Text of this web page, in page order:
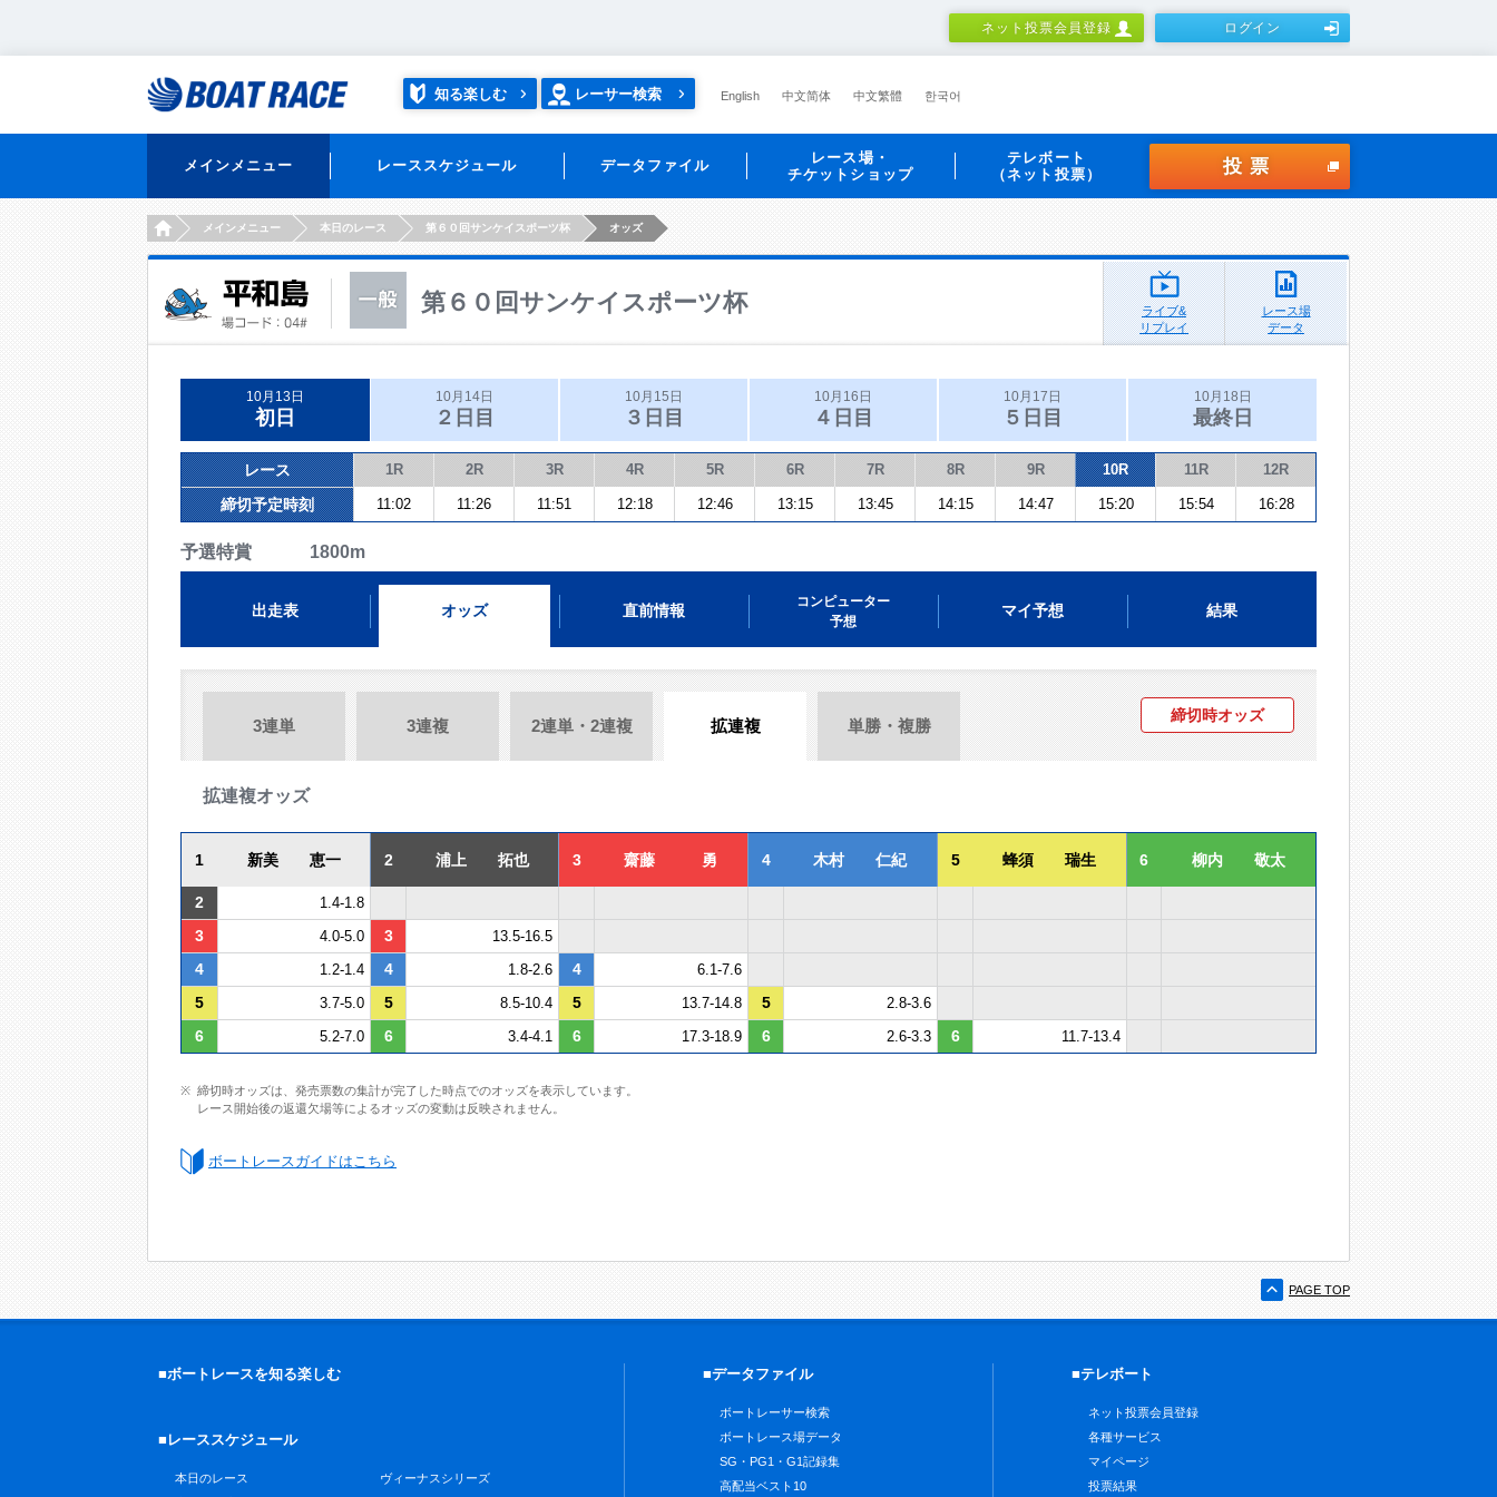
ネット投票会員登録 ログイン
知る楽しむ レーサー検索 English 中文简体 中文繁體 한국어
メインメニュー レーススケジュール データファイル
レース場・
チケットショップ
テレボート
（ネット投票）
投票
HOMEメインメニュー 本日のレース 第６０回サンケイスポーツ杯 オッズ
第６０回サンケイスポーツ杯
ライブ&
リプレイ
レース場
データ
10月13日
初日
10月14日
２日目
10月15日
３日目
10月16日
４日目
10月17日
５日目
10月18日
最終日
レース 1R 2R 3R 4R 5R 6R 7R 8R 9R 10R 11R 12R
締切予定時刻 11:02 11:26 11:51 12:18 12:46 13:15 13:45 14:15 14:47 15:20 15:54 16:28
予選特賞 1800m
出走表 オッズ 直前情報
コンピューター
予想
マイ予想 結果
3連単 3連複 2連単・2連複 拡連複 単勝・複勝
締切時オッズ
拡連複オッズ
1 新美 恵一 2 浦上 拓也 3 齋藤 勇 4 木村 仁紀 5 蜂須 瑞生 6 柳内 敬太
2 1.4-1.8
3 4.0-5.0 3 13.5-16.5
4 1.2-1.4 4 1.8-2.6 4 6.1-7.6
5 3.7-5.0 5 8.5-10.4 5 13.7-14.8 5 2.8-3.6
6 5.2-7.0 6 3.4-4.1 6 17.3-18.9 6 2.6-3.3 6 11.7-13.4
締切時オッズは、発売票数の集計が完了した時点でのオッズを表示しています。
レース開始後の返還欠場等によるオッズの変動は反映されません。
ボートレースガイドはこちら
PAGE TOP
■ボートレースを知る楽しむ
■レーススケジュール
本日のレース
ヴィーナスシリーズ
■データファイル
ボートレーサー検索
ボートレース場データ
SG・PG1・G1記録集
高配当ベスト10
■テレボート
ネット投票会員登録
各種サービス
マイページ
投票結果